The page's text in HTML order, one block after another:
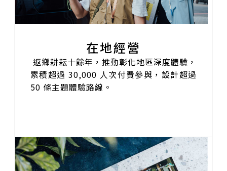
在地經營
返鄉耕耘十餘年，推動彰化地區深度體驗，
累積超過 30,000 人次付費參與，設計超過
50 條主題體驗路線。